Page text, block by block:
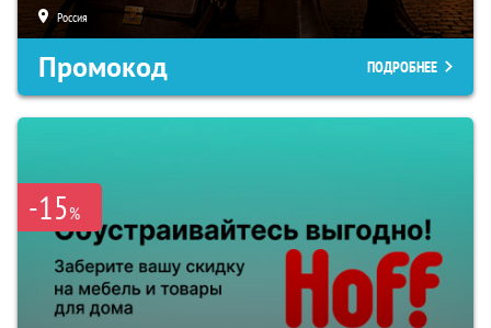
Россия
Промокод ПОДРОБНЕЕ
-15%